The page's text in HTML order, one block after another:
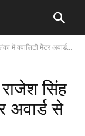
में क्वालिटी मेंटर अवार्ड...
सिंह
अवार्ड से